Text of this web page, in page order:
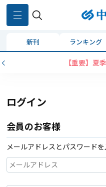
新刊 ランキング
【重要】夏
ログイン
会員のお客様
メールアドレスとパスワード